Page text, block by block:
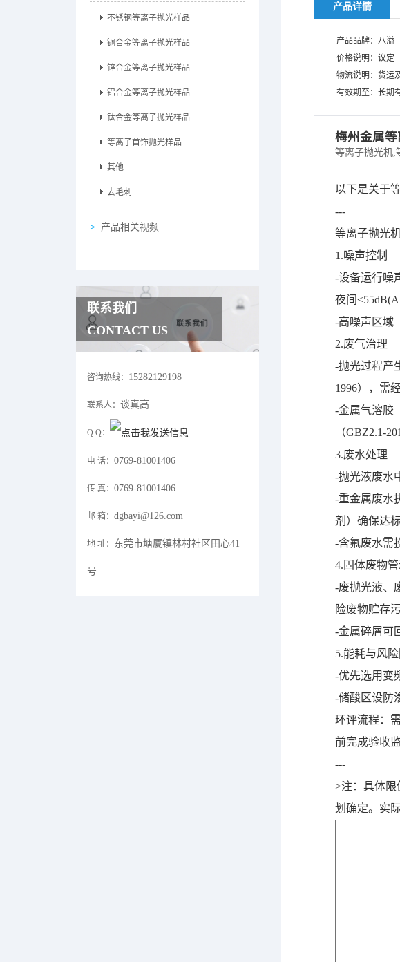
不锈钢等离子抛光样品
铜合金等离子抛光样品
锌合金等离子抛光样品
铝合金等离子抛光样品
钛合金等离子抛光样品
等离子首饰抛光样品
其他
去毛刺
产品相关视频
联系我们
CONTACT US
咨询热线： 15282129198
联系人： 谈真高
Q Q：
电 话： 0769-81001406
传 真： 0769-81001406
邮 箱： dgbayi@126.com
地 址： 东莞市塘厦镇林村社区田心41
号
产品详情
产品品牌：八溢
价格说明：议定
物流说明：货运
有效期至：长期
梅州金属等
等离子抛光机,
以下是关于
---
等离子抛光
1.噪声控制
-设备运行噪
夜间≤55dB(A)
-高噪声区域
2.废气治理
-抛光过程产
1996），需
-金属气溶胶
（GBZ2.1-
3.废水处理
-抛光液废水
-重金属废水
剂）确保达
-含氟废水需
4.固体废物
-废抛光液、
险废物贮存
-金属碎屑可
5.能耗与风
-优先选用变
-储酸区设防
环评流程：
前完成验收监
---
>注：具体限
划确定。实